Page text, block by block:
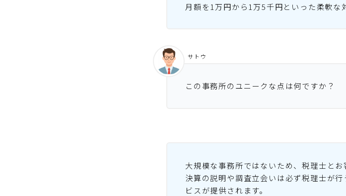
月額を1万円から1万5千円といった柔軟な
この事務所のユニークな点は何ですか？
サトウ
大規模な事務所ではないため、税理士とお
決算の説明や調査立会いは必ず税理士が
ビスが提供されます。